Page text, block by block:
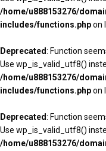
/home/u888153276/
includes/functions.phpon
Deprecated: Function
Use wp_is_valid_utf8()
/home/u888153276/
includes/functions.phpon
Deprecated: Function
Use wp_is_valid_utf8()
/home/u888153276/